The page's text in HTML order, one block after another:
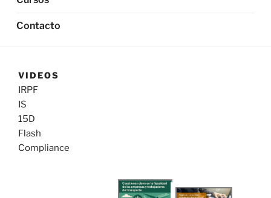
Contacto
VIDEOS
IRPF
IS
15D
Flash
Compliance